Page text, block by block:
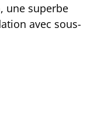
une superbe
avec sous-